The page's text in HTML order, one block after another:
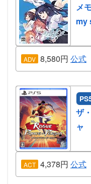
メ
my
ADV 8,580円 公式
ザ
ャ
ACT 4,378円 公式